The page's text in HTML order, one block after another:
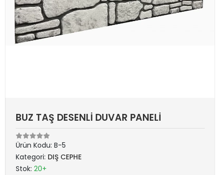
BUZ TAŞ DESENLİ DUVAR PANELİ
Ürün Kodu: B-5
Kategori: DIŞ CEPHE
Stok: 20+